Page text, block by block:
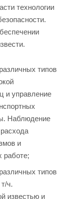
технологии
типов
и управление
Наблюдение
и
работе;
типов
ч.
известью и